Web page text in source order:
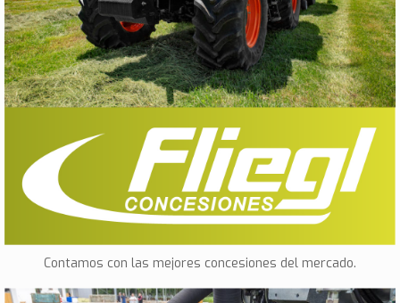
Concesiones y delegaciones
Contamos con las mejores concesiones del mercado.